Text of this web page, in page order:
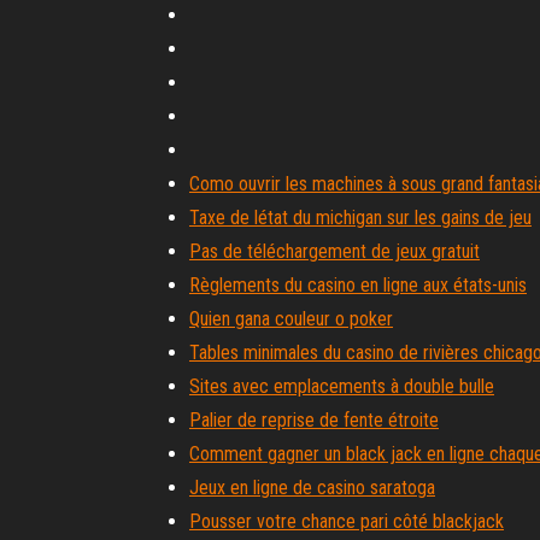
Como ouvrir les machines à sous grand
Taxe de létat du michigan sur les gains de jeu
Pas de téléchargement de jeux gratuit
Règlements du casino en ligne aux états-unis
Quien gana couleur o poker
Tables minimales du casino de rivières chicago
Sites avec emplacements à double bulle
Palier de reprise de fente étroite
Comment gagner un black jack en ligne
Jeux en ligne de casino saratoga
Pousser votre chance pari côté blackjack